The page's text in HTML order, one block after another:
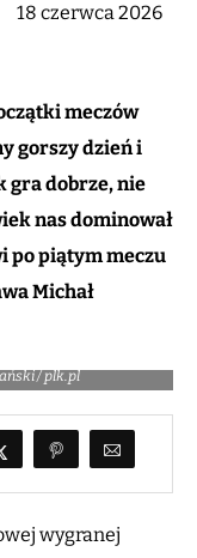
18 czerwca 2026
meczów
gorszy dzień i
gra dobrze, nie
nas dominował
po piątym meczu
Michał
/ plk.pl
wygranej